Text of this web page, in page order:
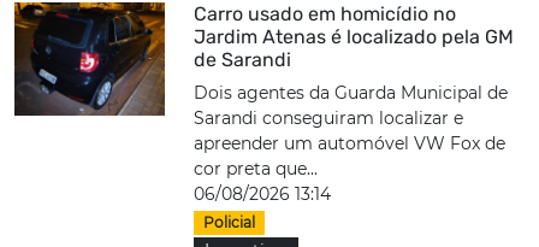
Carro usado em homicídio no
Jardim Atenas é localizado pela GM
de Sarandi
Dois agentes da Guarda Municipal de
Sarandi conseguiram localizar e
apreender um automóvel VW Fox de
cor preta que...
06/08/2026 13:14
Policial